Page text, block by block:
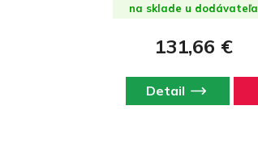
na sklade u dodávateľa
131,66 €
Detail